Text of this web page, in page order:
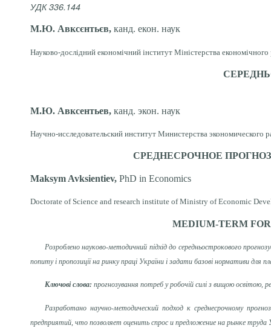
УДК 336.144
М.Ю. Авксєнтьєв, канд. екон. наук
Науково-дослідний економічний інститут Міністерства економічного
М.Ю. Авксентьев, канд. экон. наук
Научно-исследовательский институт Министерства экономического
СРЕДНЕСРОЧНОЕ
Maksym Avksientiev, PhD in Economics
Doctorate of Science and research institute of Ministry of Economic
MEDIUM-TERM
Розроблено науково-методичний підхід до середньострокового
попиту і пропозиції на ринку праці України і задати базові нормативи для
Ключові слова: прогнозування потреб у робочій силі з вищою освітою,
Разработано научно-методический подход к среднесрочному
предприятий, что позволяет оценить спрос и предложение на рынке